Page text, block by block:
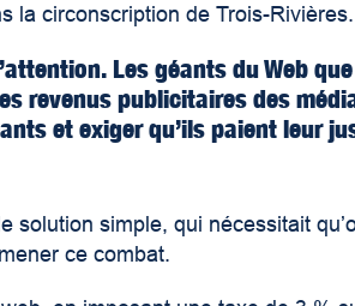
la circonscription de Trois-Rivières.
Les géants du Web
revenus publicitaires des
et exiger qu’ils paient leur
solution simple, qui nécessitait
ce combat.